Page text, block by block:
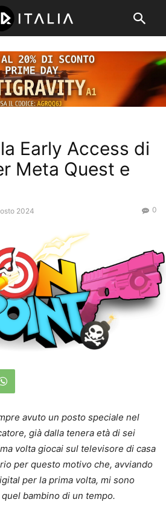
Early Access di
Meta Quest e
2024 0
avuto un posto speciale nel
già dalla tenera età di sei
volta giocai sul televisore di casa
per questo motivo che, avviando
per la prima volta, mi sono
bambino di un tempo.